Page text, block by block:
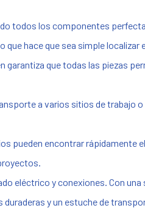
todos los componentes
hace que sea simple localizar
que todas las piezas
a varios sitios de trabajo o
pueden encontrar rápidamente
eléctrico y conexiones. Con una
y un estuche de